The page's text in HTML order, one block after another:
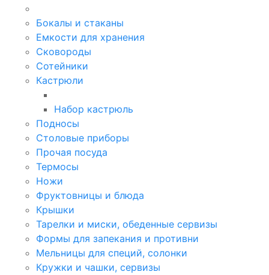
Бокалы и стаканы
Емкости для хранения
Сковороды
Сотейники
Кастрюли
Набор кастрюль
Подносы
Столовые приборы
Прочая посуда
Термосы
Ножи
Фруктовницы и блюда
Крышки
Тарелки и миски, обеденные сервизы
Формы для запекания и противни
Мельницы для специй, солонки
Кружки и чашки, сервизы